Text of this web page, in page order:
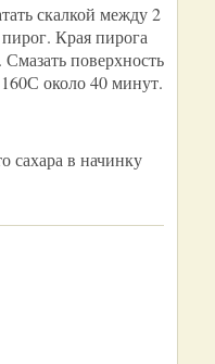
скалкой между 2
Края пирога
поверхность
около 40 минут.
сахара в начинку